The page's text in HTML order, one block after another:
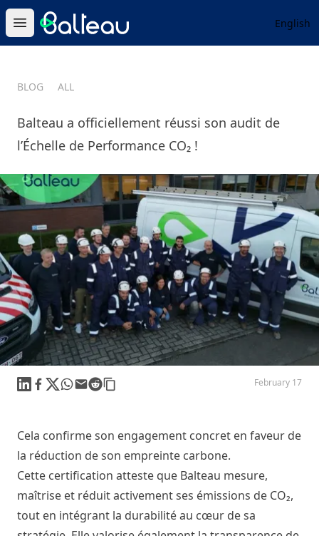
Open main menu
Balteau English
BLOG ALL
Balteau a officiellement réussi son audit de
l’Échelle de Performance CO₂ !
Linkedin
Facebook
X WhatsApp
MailReddit February 17
Cela confirme son engagement concret en faveur de
la réduction de son empreinte carbone.
Cette certification atteste que Balteau mesure,
maîtrise et réduit activement ses émissions de CO₂,
tout en intégrant la durabilité au cœur de sa